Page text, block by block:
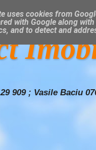
909 ; Vasile Baciu
uses cookies from
with Google along
and to detect and